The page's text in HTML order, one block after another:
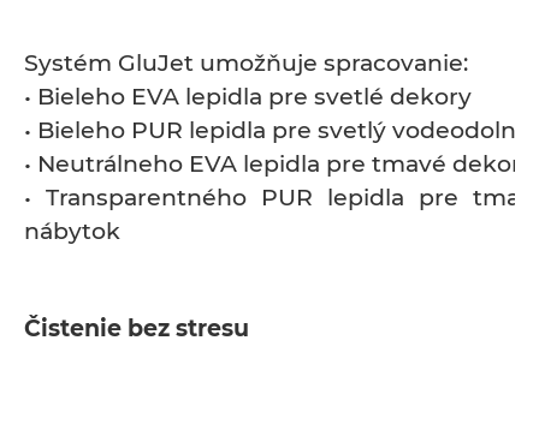
Systém GluJet umožňuje spracovanie:
• Bieleho EVA lepidla pre svetlé dekory
• Bieleho PUR lepidla pre svetlý
• Neutrálneho EVA lepidla pre tmavé dekory
• Transparentného PUR lepidla pre
nábytok
Čistenie bez stresu